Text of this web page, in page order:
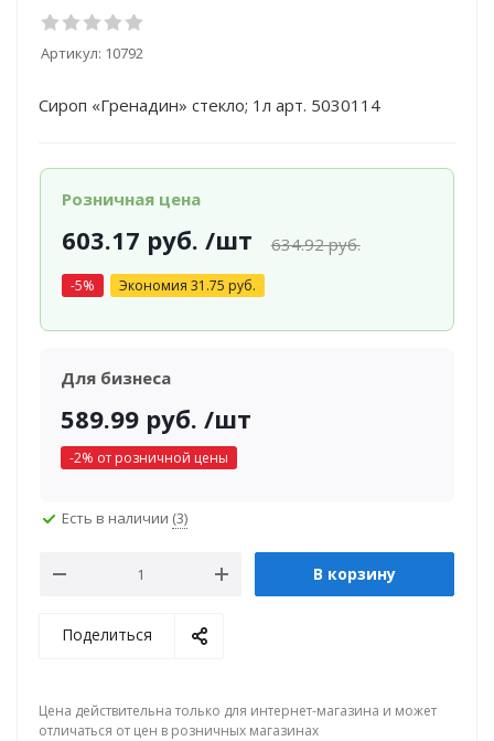
Артикул: 10792
Сироп «Гренадин» стекло; 1л арт. 5030114
Розничная цена
603.17 руб. /шт 634.92руб.
-5% Экономия 31.75 руб.
Для бизнеса
589.99 руб. /шт
-2% от розничной цены
Есть в наличии (3)
В корзину
Поделиться
Цена действительна только для интернет-магазина и может
отличаться от цен в розничных магазинах